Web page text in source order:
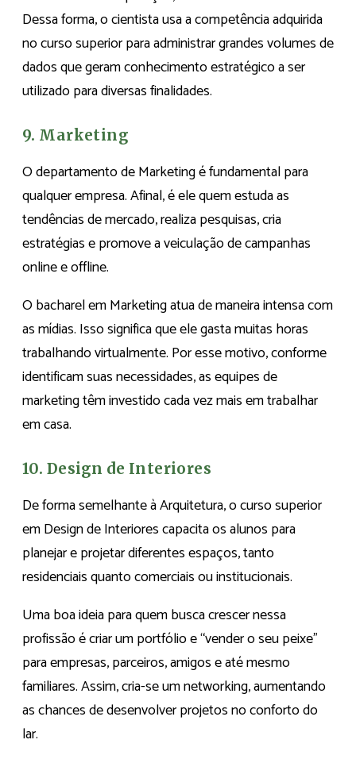
Dessa forma, o cientista usa a competência adquirida
no curso superior para administrar grandes volumes de
dados que geram conhecimento estratégico a ser
utilizado para diversas finalidades.
9. Marketing
O departamento de Marketing é fundamental para
qualquer empresa. Afinal, é ele quem estuda as
tendências de mercado, realiza pesquisas, cria
estratégias e promove a veiculação de campanhas
online e offline.
O bacharel em Marketing atua de maneira intensa com
as mídias. Isso significa que ele gasta muitas horas
trabalhando virtualmente. Por esse motivo, conforme
identificam suas necessidades, as equipes de
marketing têm investido cada vez mais em trabalhar
em casa.
10. Design de Interiores
De forma semelhante à Arquitetura, o curso superior
em Design de Interiores capacita os alunos para
planejar e projetar diferentes espaços, tanto
residenciais quanto comerciais ou institucionais.
Uma boa ideia para quem busca crescer nessa
profissão é criar um portfólio e “vender o seu peixe”
para empresas, parceiros, amigos e até mesmo
familiares. Assim, cria-se um networking, aumentando
as chances de desenvolver projetos no conforto do
lar.